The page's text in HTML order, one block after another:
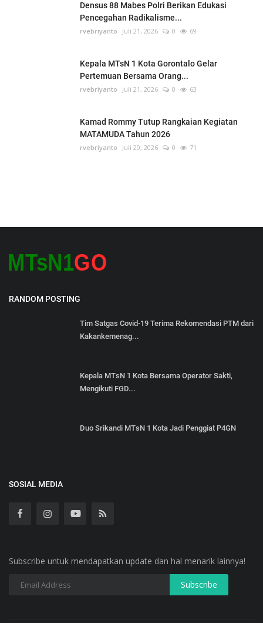
Densus 88 Mabes Polri Berikan Edukasi
Pencegahan Radikalisme...
rvebriyanto Juli 21, 2026 0 69
Kepala MTsN 1 Kota Gorontalo Gelar
Pertemuan Bersama Orang...
rvebriyanto Juli 21, 2026 0 63
Kamad Rommy Tutup Rangkaian Kegiatan
MATAMUDA Tahun 2026
rvebriyanto Juli 20, 2026 0 71
RANDOM POSTING
Tim Satgas Covid-19 Terima Rekomendasi PTM dari
Kakankemenag...
Kepala MTsN 1 Kota Bersama Operator Sakti,
Mengikuti FGD...
Duo Srikandi MTsN 1 Kota Jadi Penggiat P4GN
SOSIAL MEDIA
Subscribe untuk mendapatkan update dan hal menarik lainnya!